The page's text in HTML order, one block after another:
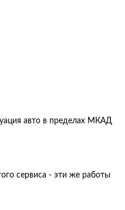
авто в пределах МКАД
сервиса - эти же работы